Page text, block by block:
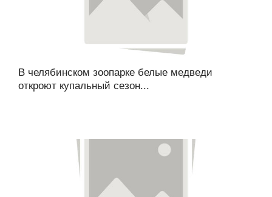
В челябинском зоопарке белые медведи
откроют купальный сезон...